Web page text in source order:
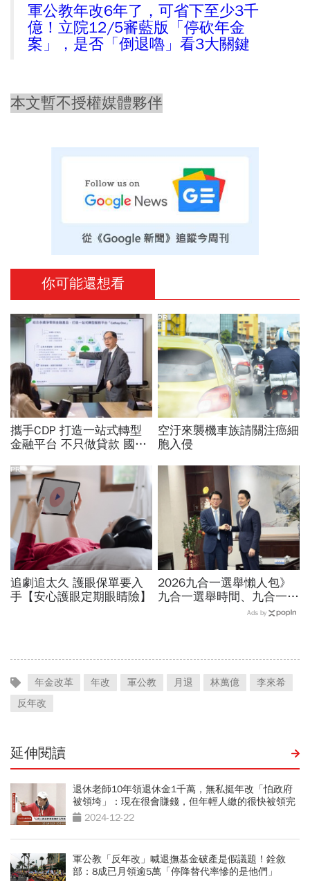
軍公教年改6年了，可省下至少3千
億！立院12/5審藍版「停砍年金
案」，是否「倒退嚕」看3大關鍵
本文暫不授權媒體夥伴
你可能還想看
攜手CDP 打造一站式轉型
金融平台 不只做貸款 國泰
空汙來襲機車族請關注癌細
胞入侵
PR
追劇追太久 護眼保單要入
手【安心護眼定期眼睛險】
PR
2026九合一選舉懶人包》
九合一選舉時間、九合一選
舉選什麼？縣市長熱門人
Ads by
年金改革 年改 軍公教 月退 林萬億
李來希
反年改
延伸閱讀
退休老師10年領退休金1千萬，無私挺年改「怕政府
被領垮」：現在很會賺錢，但年輕人繳的很快被領完
2024-12-22
軍公教「反年改」喊退撫基金破產是假議題！銓敘
部：8成已月領逾5萬「停降替代率慘的是他們」